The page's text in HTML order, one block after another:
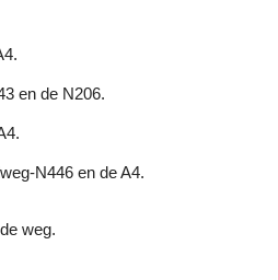
en de N206.
N446 en de A4.
weg.